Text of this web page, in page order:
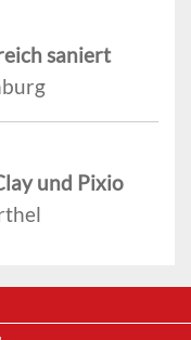
saniert
und Pixio